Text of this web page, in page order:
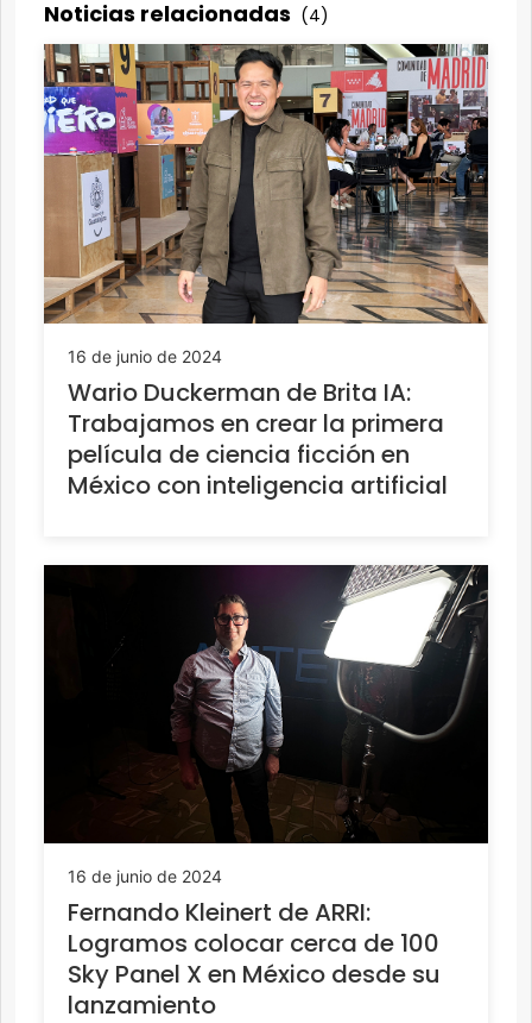
Noticias relacionadas (4)
16 de junio de 2024
Wario Duckerman de Brita IA:
Trabajamos en crear la primera
película de ciencia ficción en
México con inteligencia artificial
16 de junio de 2024
Fernando Kleinert de ARRI:
Logramos colocar cerca de 100
Sky Panel X en México desde su
lanzamiento